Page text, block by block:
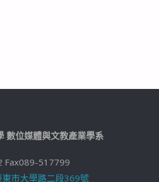
數位媒體與文教產業學系
Fax089-517799
市大學路二段369號